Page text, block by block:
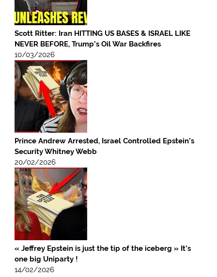
Scott Ritter: Iran HITTING US BASES & ISRAEL LIKE
NEVER BEFORE, Trump’s Oil War Backfires
10/03/2026
Prince Andrew Arrested, Israel Controlled Epstein’s
Security Whitney Webb
20/02/2026
« Jeffrey Epstein is just the tip of the iceberg » It’s
one big Uniparty !
14/02/2026